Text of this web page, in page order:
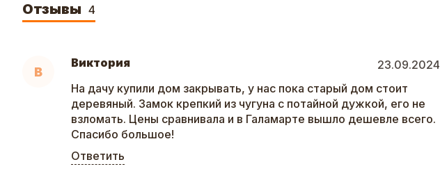
Отзывы 4
В
Виктория
23.09.2024
На дачу купили дом закрывать, у нас пока старый дом стоит
деревяный. Замок крепкий из чугуна с потайной дужкой, его не
взломать. Цены сравнивала и в Галамарте вышло дешевле всего.
Спасибо большое!
Ответить